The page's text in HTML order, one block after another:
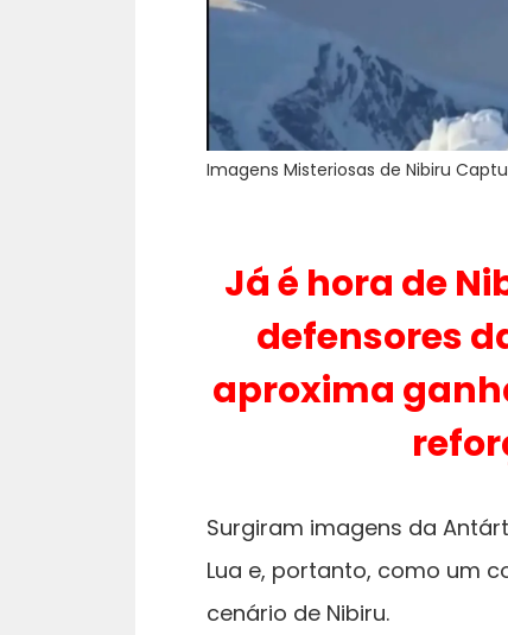
Imagens Misteriosas de Nibiru
Já é hora de
defensores
aproxima
Surgiram imagens da
Lua e, portanto, como um
cenário de Nibiru.